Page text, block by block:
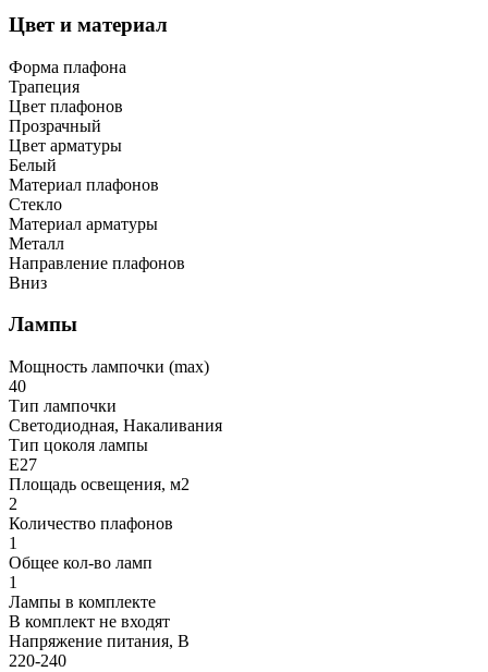
Цвет и материал
Форма плафона
Трапеция
Цвет плафонов
Прозрачный
Цвет арматуры
Белый
Материал плафонов
Стекло
Материал арматуры
Металл
Направление плафонов
Вниз
Лампы
Мощность лампочки (max)
40
Тип лампочки
Светодиодная, Накаливания
Тип цоколя лампы
E27
Площадь освещения, м2
2
Количество плафонов
1
Общее кол-во ламп
1
Лампы в комплекте
В комплект не входят
Напряжение питания, В
220-240